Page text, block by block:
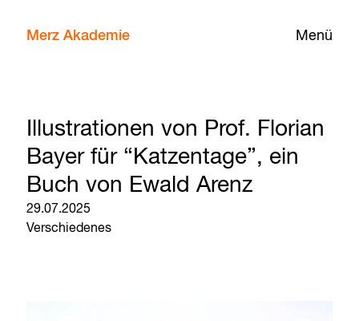
Menü
Merz Akademie
Illustrationen von Prof. Florian
Bayer für “Katzentage”, ein
Buch von Ewald Arenz
29.07.2025
Verschiedenes